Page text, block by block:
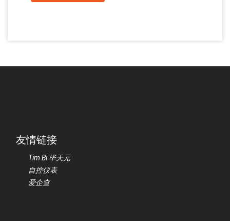
友情链接
Tim Bi 毕天元
自控仪表
爱企查